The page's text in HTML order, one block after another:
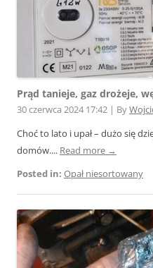
Prąd tanieje, gaz drożeje,
30 czerwca 2024 17:42 | By
Choć to lato i upał – dużo się
domów.... Read more →
Posted in: Opał niesortowany